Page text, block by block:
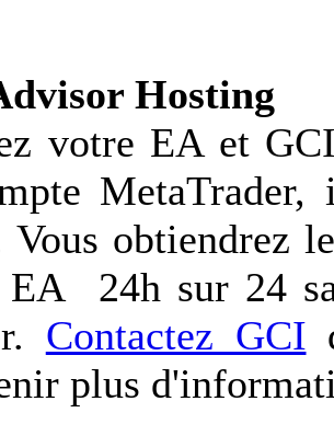
Hosting
votre EA et
MetaTrader,
Vous obtiendrez
EA 24h sur 24
Contactez GCI
plus